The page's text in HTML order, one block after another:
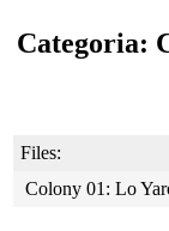
Categoria:
Files:
Colony 01: Lo